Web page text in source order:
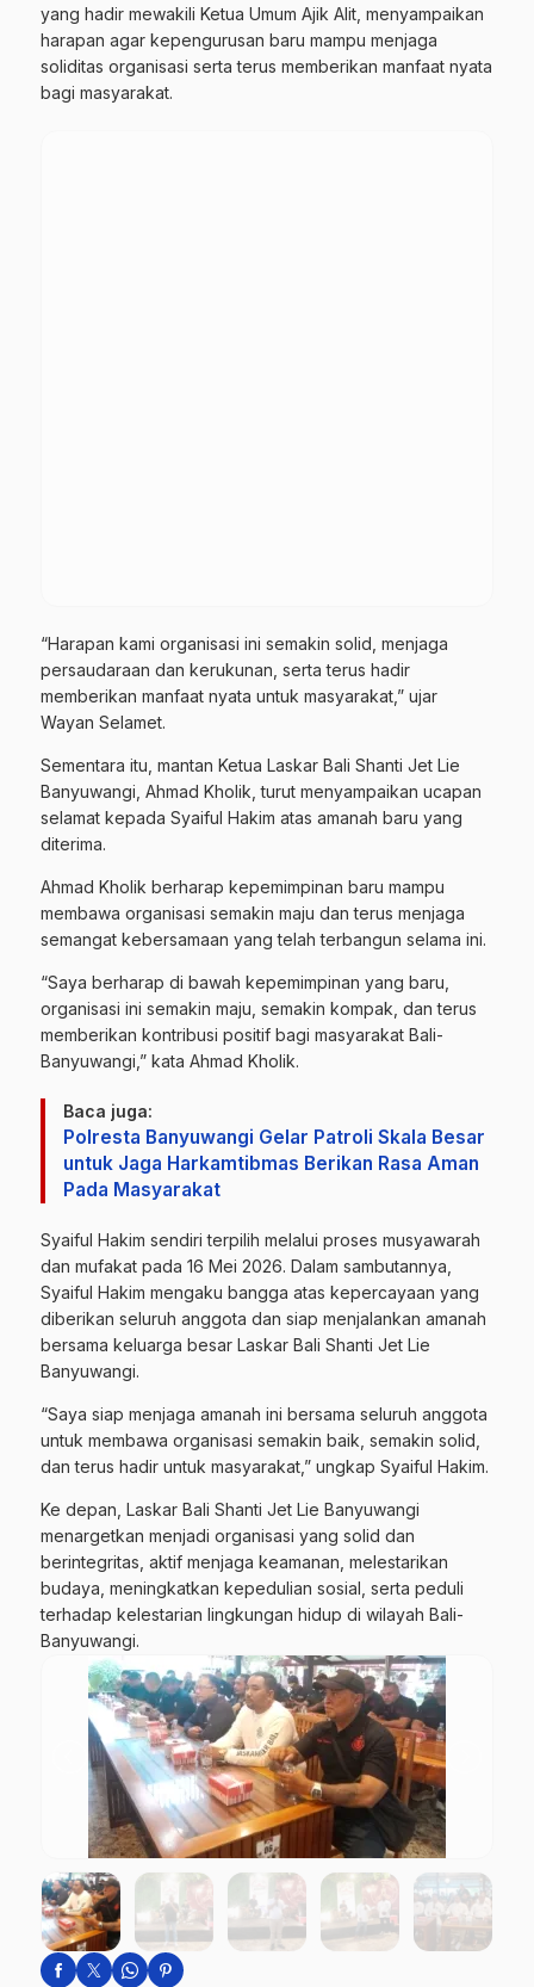
yang hadir mewakili Ketua Umum Ajik Alit, menyampaikan
harapan agar kepengurusan baru mampu menjaga
soliditas organisasi serta terus memberikan manfaat nyata
bagi masyarakat.
“Harapan kami organisasi ini semakin solid, menjaga
persaudaraan dan kerukunan, serta terus hadir
memberikan manfaat nyata untuk masyarakat,” ujar
Wayan Selamet.
Sementara itu, mantan Ketua Laskar Bali Shanti Jet Lie
Banyuwangi, Ahmad Kholik, turut menyampaikan ucapan
selamat kepada Syaiful Hakim atas amanah baru yang
diterima.
Ahmad Kholik berharap kepemimpinan baru mampu
membawa organisasi semakin maju dan terus menjaga
semangat kebersamaan yang telah terbangun selama ini.
“Saya berharap di bawah kepemimpinan yang baru,
organisasi ini semakin maju, semakin kompak, dan terus
memberikan kontribusi positif bagi masyarakat Bali-
Banyuwangi,” kata Ahmad Kholik.
Baca juga:
Polresta Banyuwangi Gelar Patroli Skala Besar
untuk Jaga Harkamtibmas Berikan Rasa Aman
Pada Masyarakat
Syaiful Hakim sendiri terpilih melalui proses musyawarah
dan mufakat pada 16 Mei 2026. Dalam sambutannya,
Syaiful Hakim mengaku bangga atas kepercayaan yang
diberikan seluruh anggota dan siap menjalankan amanah
bersama keluarga besar Laskar Bali Shanti Jet Lie
Banyuwangi.
“Saya siap menjaga amanah ini bersama seluruh anggota
untuk membawa organisasi semakin baik, semakin solid,
dan terus hadir untuk masyarakat,” ungkap Syaiful Hakim.
Ke depan, Laskar Bali Shanti Jet Lie Banyuwangi
menargetkan menjadi organisasi yang solid dan
berintegritas, aktif menjaga keamanan, melestarikan
budaya, meningkatkan kepedulian sosial, serta peduli
terhadap kelestarian lingkungan hidup di wilayah Bali-
Banyuwangi.